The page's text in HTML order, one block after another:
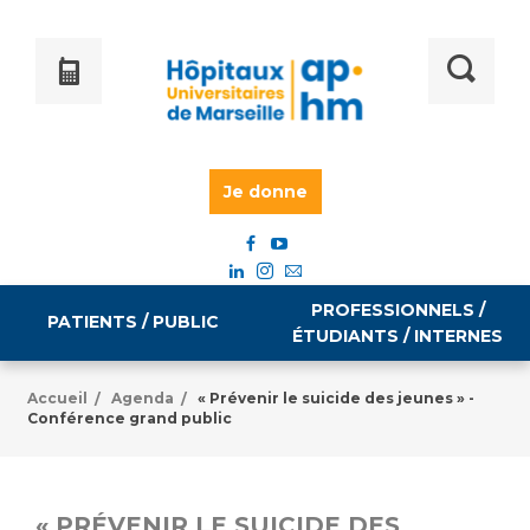
Je donne
PATIENTS / PUBLIC
Informations pratiques
PROFESSIONNELS /
ÉTUDIANTS / INTERNES
Égalité professionnelle
Emploi / formation
Accueil / Agenda /
« Prévenir le suicide des jeunes » -
Conférence grand public